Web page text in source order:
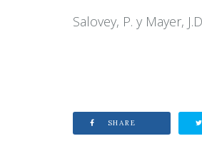
Salovey, P. y Mayer,
SHARE